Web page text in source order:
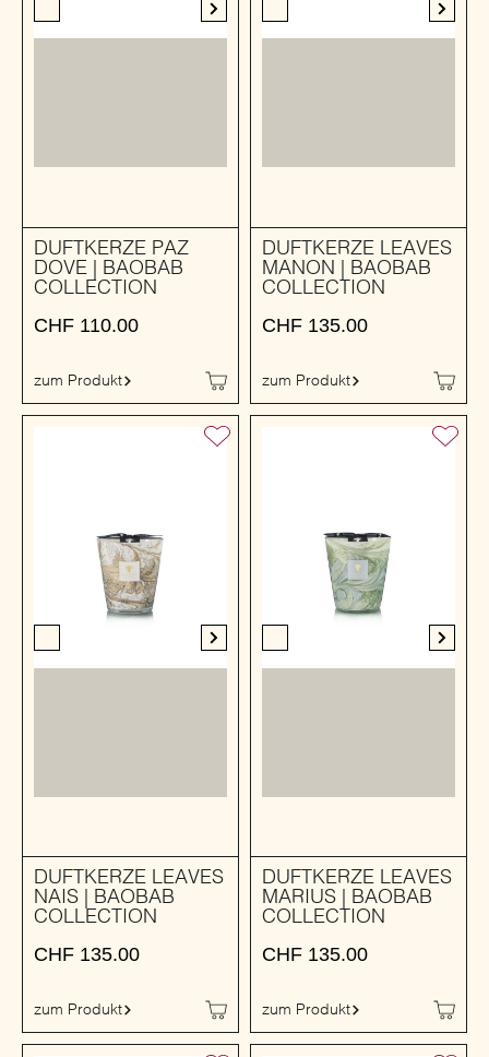
DUFTKERZE PAZ
DOVE | BAOBAB
COLLECTION
CHF 110.00
zum Produkt
DUFTKERZE LEAVES
MANON | BAOBAB
COLLECTION
CHF 135.00
zum Produkt
DUFTKERZE LEAVES
NAIS | BAOBAB
COLLECTION
CHF 135.00
zum Produkt
DUFTKERZE LEAVES
MARIUS | BAOBAB
COLLECTION
CHF 135.00
zum Produkt